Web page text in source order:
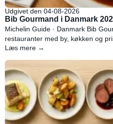
Udgivet den 04-08-2026
Bib Gourmand i Danmark
Michelin Guide · Danmark Bib
restauranter med by, køkken og
Læs mere →